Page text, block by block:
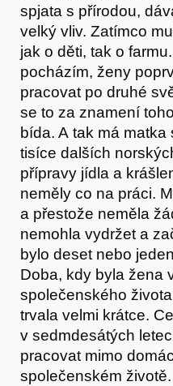
spjata s přírodou,
velký vliv. Zatímco
jak o děti, tak o
pocházím, ženy
pracovat po druhé
se to za znamení
bída. A tak má
tisíce dalších
přípravy jídla a
neměly co na práci.
a přestože neměla
nemohla vydržet a
bylo deset nebo
Doba, kdy byla žena
společenského
trvala velmi krátce.
v sedmdesátých
pracovat mimo
společenském